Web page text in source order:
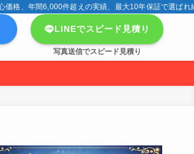
格、年間6,000件超えの実績、最大10年保証で選ばれ
LINEでスピード見積り
写真送信でスピード見積り